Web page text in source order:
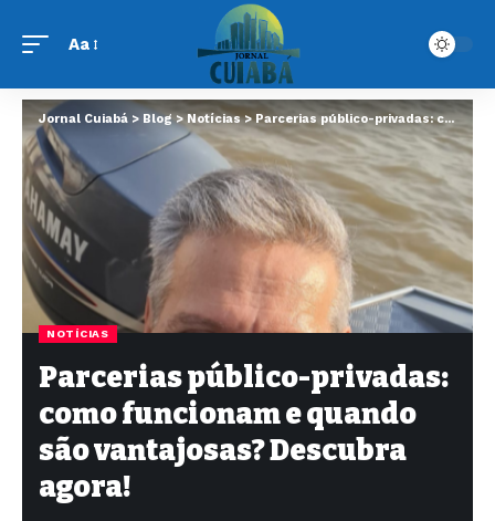
Aa
Jornal Cuiabá > Blog>Notícias>Parcerias público-privadas: como funcionam e quando são vantajosas? Descubra agora!
NOTÍCIAS
Parcerias público-privadas:
como funcionam e quando
são vantajosas? Descubra
agora!